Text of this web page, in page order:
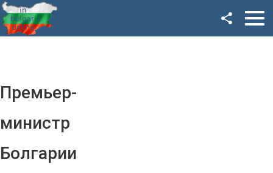
Премьер-
министр
Болгарии